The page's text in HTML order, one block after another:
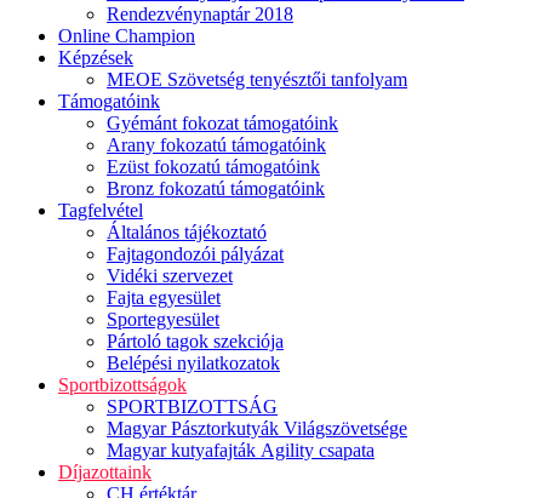
Rendezvénynaptár 2018
Online Champion
Képzések
MEOE Szövetség tenyésztői tanfolyam
Támogatóink
Gyémánt fokozat támogatóink
Arany fokozatú támogatóink
Ezüst fokozatú támogatóink
Bronz fokozatú támogatóink
Tagfelvétel
Általános tájékoztató
Fajtagondozói pályázat
Vidéki szervezet
Fajta egyesület
Sportegyesület
Pártoló tagok szekciója
Belépési nyilatkozatok
Sportbizottságok
SPORTBIZOTTSÁG
Magyar Pásztorkutyák Világszövetsége
Magyar kutyafajták Agility csapata
Díjazottaink
CH értéktár